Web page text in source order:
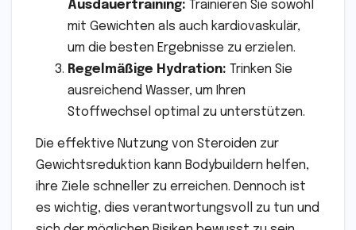
Ausdauertraining: Trainieren Sie sowohl
mit Gewichten als auch kardiovaskulär,
um die besten Ergebnisse zu erzielen.
Regelmäßige Hydration: Trinken Sie
ausreichend Wasser, um Ihren
Stoffwechsel optimal zu unterstützen.
Die effektive Nutzung von Steroiden zur
Gewichtsreduktion kann Bodybuildern helfen,
ihre Ziele schneller zu erreichen. Dennoch ist
es wichtig, dies verantwortungsvoll zu tun und